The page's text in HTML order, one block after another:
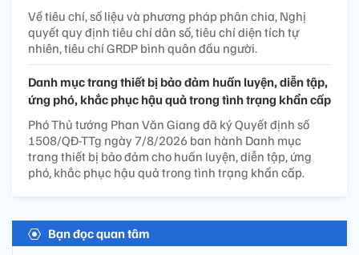
Về tiêu chí, số liệu và phương pháp phân chia, Nghị
quyết quy định tiêu chí dân số, tiêu chí diện tích tự
nhiên, tiêu chí GRDP bình quân đầu người.
Danh mục trang thiết bị bảo đảm huấn luyện, diễn tập,
ứng phó, khắc phục hậu quả trong tình trạng khẩn cấp
Phó Thủ tướng Phan Văn Giang đã ký Quyết định số
1508/QĐ-TTg ngày 7/8/2026 ban hành Danh mục
trang thiết bị bảo đảm cho huấn luyện, diễn tập, ứng
phó, khắc phục hậu quả trong tình trạng khẩn cấp.
Bạn đọc quan tâm